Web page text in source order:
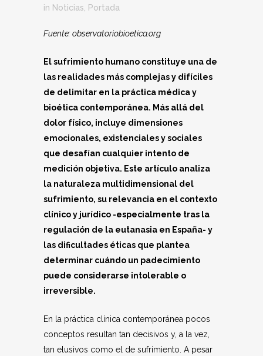
in Noticias Portada
Fuente: observatoriobioetica.org
El sufrimiento humano constituye una de
las realidades más complejas y difíciles
de delimitar en la práctica médica y
bioética contemporánea. Más allá del
dolor físico, incluye dimensiones
emocionales, existenciales y sociales
que desafían cualquier intento de
medición objetiva. Este artículo analiza
la naturaleza multidimensional del
sufrimiento, su relevancia en el contexto
clínico y jurídico -especialmente tras la
regulación de la eutanasia en España- y
las dificultades éticas que plantea
determinar cuándo un padecimiento
puede considerarse intolerable o
irreversible.
En la práctica clínica contemporánea pocos
conceptos resultan tan decisivos y, a la vez,
tan elusivos como el de sufrimiento. A pesar